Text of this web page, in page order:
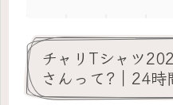
チャリTシャツ
さんって?｜24時